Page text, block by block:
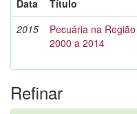
Data
Título
2015
Pecuária na
2000 a 2014
Refinar